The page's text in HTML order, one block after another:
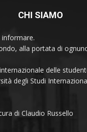
CHI SIAMO
alla portata di
delle
degli Studi
di Claudio Russello